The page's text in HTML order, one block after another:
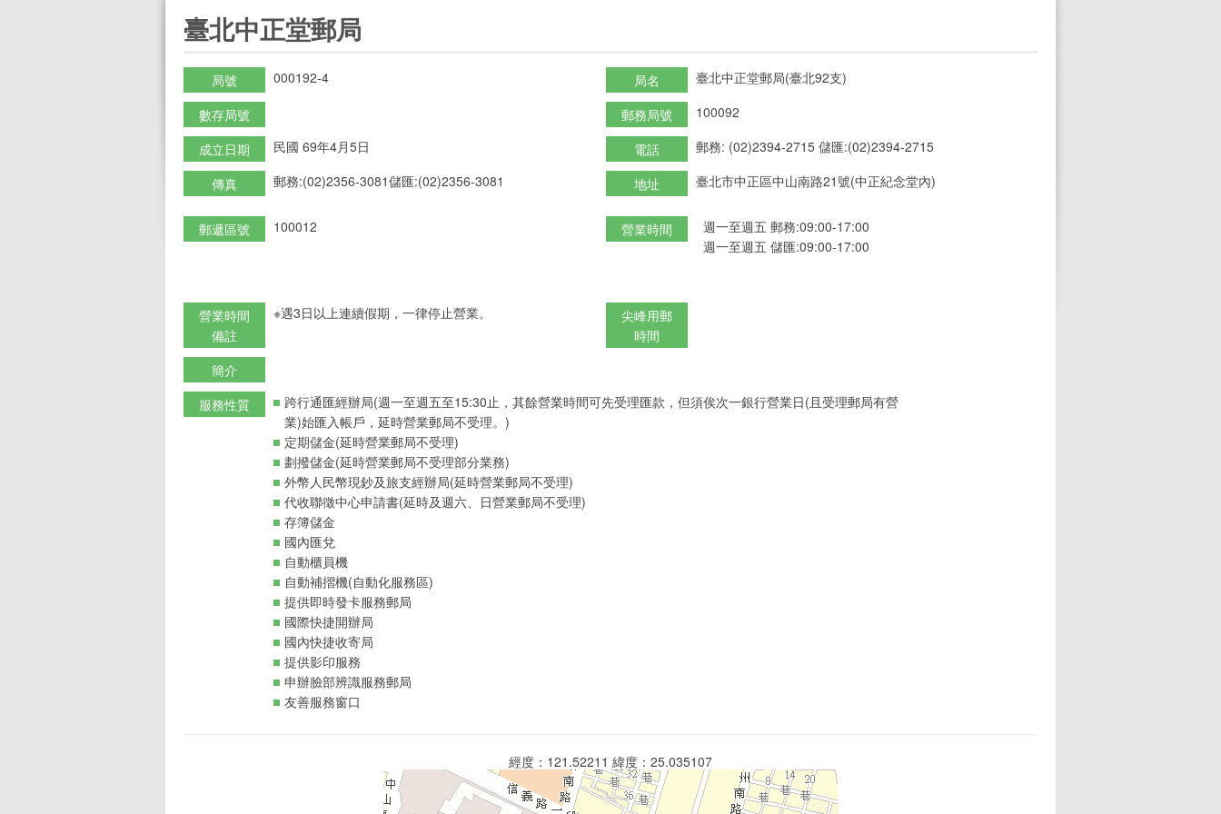
臺北中正堂郵局
局號 000192-4 局名 臺北中正堂郵局(臺北92支)
數存局號 郵務局號 100092
成立日期 民國 69年4月5日 電話 郵務: (02)2394-2715 儲匯:(02)2394-2715
傳真 郵務:(02)2356-3081儲匯:(02)2356-3081 地址 臺北市中正區中山南路21號(中正紀念堂內)
郵遞區號 100012 營業時間
週一至週五 郵務:09:00-17:00
週一至週五 儲匯:09:00-17:00
營業時間
備註
※遇3日以上連續假期，一律停止營業。
尖峰用郵
時間
簡介
服務性質
跨行通匯經辦局(週一至週五至15:30止，其餘營業時間可先受理匯款，但須俟次一銀行營業日(且受理郵局有營
業)始匯入帳戶，延時營業郵局不受理。)
定期儲金(延時營業郵局不受理)
劃撥儲金(延時營業郵局不受理部分業務)
外幣人民幣現鈔及旅支經辦局(延時營業郵局不受理)
代收聯徵中心申請書(延時及週六、日營業郵局不受理)
存簿儲金
國內匯兌
自動櫃員機
自動補摺機(自動化服務區)
提供即時發卡服務郵局
國際快捷開辦局
國內快捷收寄局
提供影印服務
申辦臉部辨識服務郵局
友善服務窗口
經度：121.52211 緯度：25.035107